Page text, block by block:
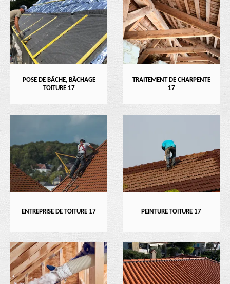
POSE DE BÂCHE, BÂCHAGE
TOITURE 17
TRAITEMENT DE CHARPENTE
17
ENTREPRISE DE TOITURE 17 PEINTURE TOITURE 17